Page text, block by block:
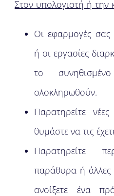
Στον υπολογιστή ή την
Οι εφαρμογές σας
ή οι εργασίες
το
ολοκληρωθούν.
Παρατηρείτε
θυμάστε να τις
Παρατηρείτε
παράθυρα ή άλλες
ανοίξετε ένα